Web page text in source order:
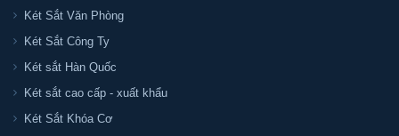
Két Sắt Văn Phòng
Két Sắt Công Ty
Két sắt Hàn Quốc
Két sắt cao cấp - xuất khẩu
Két Sắt Khóa Cơ